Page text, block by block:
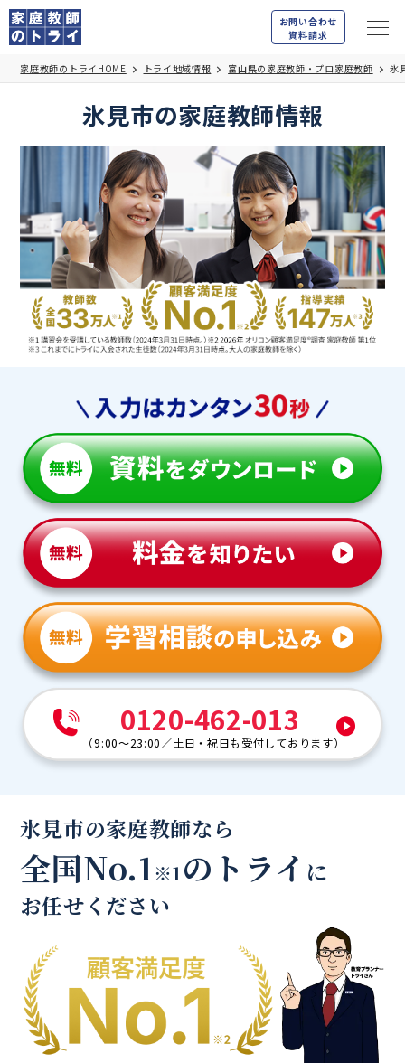
お問い合わせ
資料請求
家庭教師のトライHOME トライ地域情報 富山県の家庭教師・プロ家庭教師 氷
氷見市の家庭教師情報
0120-462-013
（9:00～23:00／土日・祝日も受付しております）
氷見市の家庭教師なら
全国No.1※1のトライ に
お任せください